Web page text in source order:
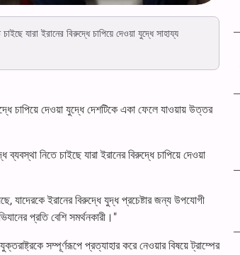
যারা ইরানের বিরুদ্ধে চাপিয়ে দেওয়া যুদ্ধে সাহায্য
চাপিয়ে দেওয়া যুদ্ধে দেশটিকে একা ফেলে যাওয়ায় উত্তর
ব্যবস্থা নিতে চাইছে যারা ইরানের বিরুদ্ধে চাপিয়ে দেওয়া
যাদেরকে ইরানের বিরুদ্ধে যুদ্ধ প্রচেষ্টার জন্য উপযোগী
প্রতি বেশি সমর্থনকারী।"
সম্পূর্ণরূপে প্রত্যাহার করে নেওয়ার বিষয়ে ট্রাম্পের